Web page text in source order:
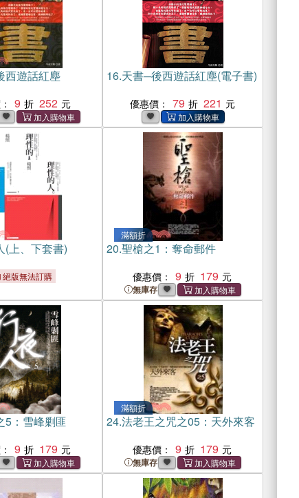
西遊話紅塵
9 252
16.天書─後西遊話紅塵(電子書)
優惠價： 79 221
(上、下套書)
絕版無法訂購
滿額折
20.聖槍之1：奪命郵件
優惠價： 9 179
無庫存
5：雪峰剿匪
9 179
滿額折
24.法老王之咒之05：天外來客
優惠價： 9 179
無庫存